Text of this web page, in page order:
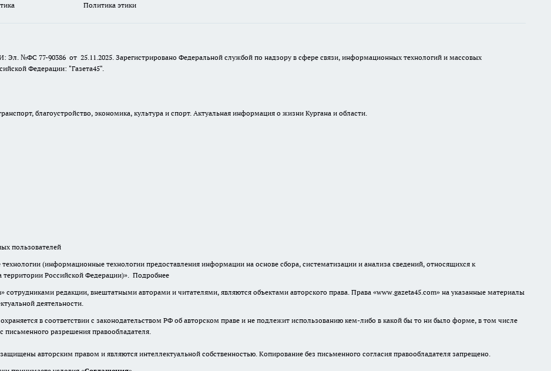
Политика этики
Эл. №ФС 77-90386 от 25.11.2025. Зарегистрировано Федеральной службой по надзору в сфере связи, информационных технологий и массовых
Федерации: "Газета45".
благоустройство, экономика, культура и спорт. Актуальная информация о жизни Кургана и области.
пользователей
(информационные технологии предоставления информации на основе сбора, систематизации и анализа сведений, относящихся к
Российской Федерации)». Подробнее
редакции, внештатными авторами и читателями, являются объектами авторского права. Права «www.gazeta45.com» на указанные материалы
деятельности.
в соответствии с законодательством РФ об авторском праве и не подлежит использованию кем-либо в какой бы то ни было форме, в том числе
письменного разрешения правообладателя.
авторским правом и являются интеллектуальной собственностью. Копирование без письменного согласия правообладателя запрещено.